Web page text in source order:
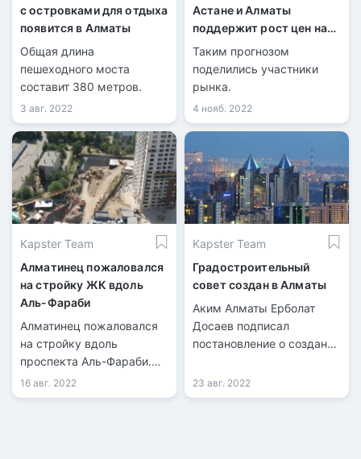
с островками для отдыха
появится в Алматы
Общая длина
пешеходного моста
составит 380 метров.
3 авг. 2022
Астане и Алматы
поддержит рост цен на
жилье
Таким прогнозом
поделились участники
рынка.
4 нояб. 2022
Kapster Team
Алматинец пожаловался
на стройку ЖК вдоль
Аль-Фараби
Алматинец пожаловался
на стройку вдоль
проспекта Аль-Фараби.
Он считает, что
нарушаются правила при
16 авг. 2022
Kapster Team
Градостроительный
совет создан в Алматы
Аким Алматы Ерболат
Досаев подписал
постановление о создании
совета города.
23 авг. 2022